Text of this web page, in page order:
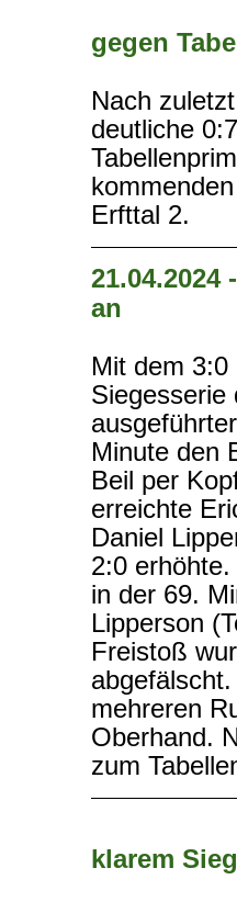
gegen
Nach
deutliche
Erfttal 2.
21.04.2024
an
Mit dem 3:0
Siegesserie
Minute den
Beil per
erreichte
Daniel
2:0
in der 69.
Lipperson
Freistoß
mehreren
Oberhand.
zum
klarem Sieg